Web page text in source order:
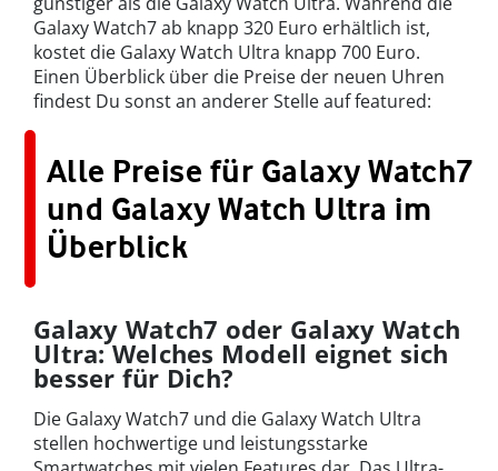
Galaxy Watch7 ab knapp 320 Euro erhältlich ist,
kostet die Galaxy Watch Ultra knapp 700 Euro.
Einen Überblick über die Preise der neuen Uhren
findest Du sonst an anderer Stelle auf featured:
Alle Preise für Galaxy Watch7
und Galaxy Watch Ultra im
Überblick
Galaxy Watch7 oder Galaxy Watch
Ultra:Welches Modell eignet sich
besser für Dich?
Die Galaxy Watch7 und die Galaxy Watch Ultra
stellen hochwertige und leistungsstarke